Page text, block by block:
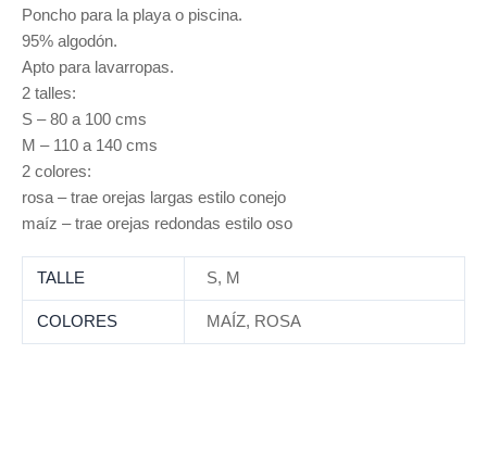
Poncho para la playa o piscina.
95% algodón.
Apto para lavarropas.
2 talles:
S – 80 a 100 cms
M – 110 a 140 cms
2 colores:
rosa – trae orejas largas estilo conejo
maíz – trae orejas redondas estilo oso
TALLE S, M
COLORES MAÍZ, ROSA